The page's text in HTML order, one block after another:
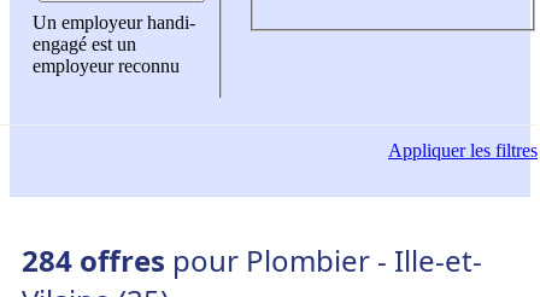
Un employeur handi-
engagé est un
employeur reconnu
Appliquerles filtres
284 offres pour Plombier - Ille-et-